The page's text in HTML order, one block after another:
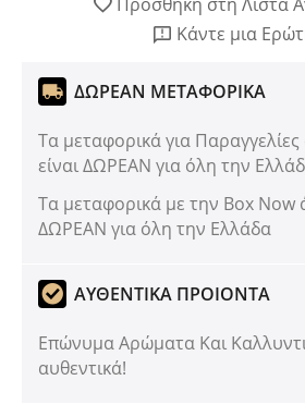
Κάντε μια
ΔΩΡΕΑΝ ΜΕΤΑΦΟΡΙΚΑ
Τα μεταφορικά για
είναι ΔΩΡΕΑΝ για όλη την
Tα μεταφορικά με την Box Now
ΔΩΡΕΑΝ για όλη την Ελλάδα
ΑΥΘΕΝΤΙΚΑ ΠΡΟΙΟΝΤΑ
Επώνυμα Αρώματα Και
αυθεντικά!